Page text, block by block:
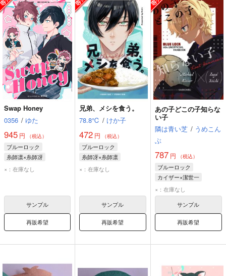
Swap Honey
0356 / ゆた
945 円 （税込）
ブルーロック
糸師凛×糸師冴
×：在庫なし
サンプル
再販希望
兄弟、メシを食う。
78.8℃ / けか子
472 円 （税込）
ブルーロック
糸師冴×糸師凛
×：在庫なし
サンプル
再販希望
あの子どこの子知らな
い子
隣は青い芝 / うめこん
ぶ
787円 （税込）
ブルーロック
カイザー×潔世一
ミヒャエル・カイザー
潔世一
×：在庫なし
サンプル
再販希望